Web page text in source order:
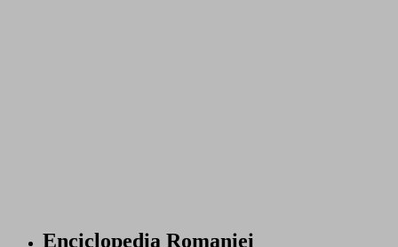
Enciclopedia Romaniei